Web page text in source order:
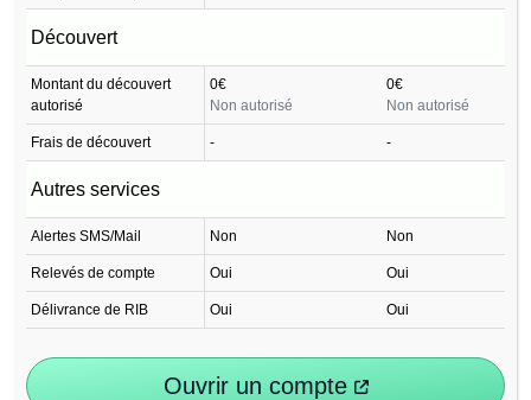
Découvert
Montant du découvert
autorisé
0€
Non autorisé
0€
Non autorisé
Frais de découvert - -
Autres services
Alertes SMS/Mail Non Non
Relevés de compte Oui Oui
Délivrance de RIB Oui Oui
Ouvrir un compte